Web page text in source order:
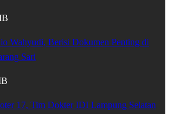
Wahyudi, Berisi Dokumen Penting di
Sari
17, Tim Dokter IDI Lampung Selatan